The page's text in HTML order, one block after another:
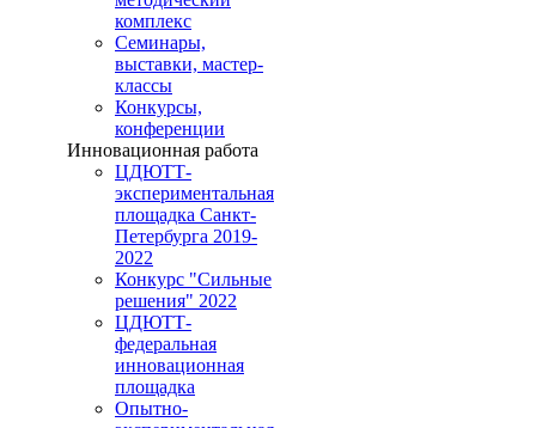
комплекс
Семинары,
выставки, мастер-
классы
Конкурсы,
конференции
Инновационная работа
ЦДЮТТ-
экспериментальная
площадка Санкт-
Петербурга 2019-
2022
Конкурс "Сильные
решения" 2022
ЦДЮТТ-
федеральная
инновационная
площадка
Опытно-